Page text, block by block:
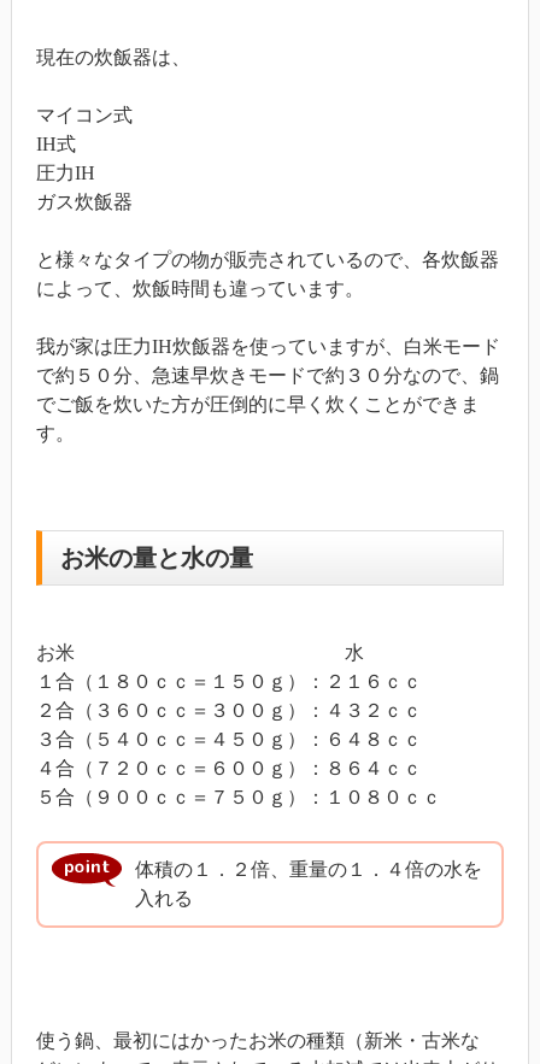
現在の炊飯器は、
マイコン式
IH式
圧力IH
ガス炊飯器
と様々なタイプの物が販売されているので、各炊飯器
によって、炊飯時間も違っています。
我が家は圧力IH炊飯器を使っていますが、白米モード
で約５０分、急速早炊きモードで約３０分なので、鍋
でご飯を炊いた方が圧倒的に早く炊くことができま
す。
お米の量と水の量
お米 水
１合（１８０ｃｃ＝１５０ｇ）：２１６ｃｃ
２合（３６０ｃｃ＝３００ｇ）：４３２ｃｃ
３合（５４０ｃｃ＝４５０ｇ）：６４８ｃｃ
４合（７２０ｃｃ＝６００ｇ）：８６４ｃｃ
５合（９００ｃｃ＝７５０ｇ）：１０８０ｃｃ
体積の１．２倍、重量の１．４倍の水を
入れる
使う鍋、最初にはかったお米の種類（新米・古米な